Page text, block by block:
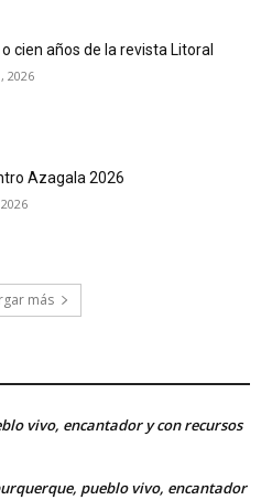
o cien años de la revista Litoral
2026
Azagala 2026
más
vivo, encantador y con recursos
pueblo vivo, encantador